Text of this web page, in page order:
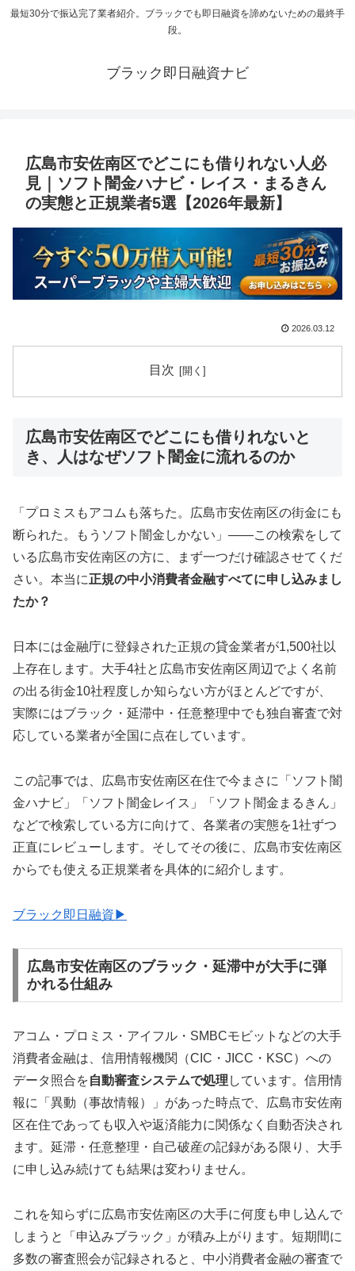
最短30分で振込完了業者紹介。ブラックでも即日融資を諦めないための最終手
段。
ブラック即日融資ナビ
広島市安佐南区でどこにも借りれない人必
見｜ソフト闇金ハナビ・レイス・まるきん
の実態と正規業者5選【2026年最新】
2026.03.12
目次
広島市安佐南区でどこにも借りれないと
き、人はなぜソフト闇金に流れるのか
「プロミスもアコムも落ちた。広島市安佐南区の街金にも
断られた。もうソフト闇金しかない」——この検索をして
いる広島市安佐南区の方に、まず一つだけ確認させてくだ
さい。本当に正規の中小消費者金融すべてに申し込みまし
たか？
日本には金融庁に登録された正規の貸金業者が1,500社以
上存在します。大手4社と広島市安佐南区周辺でよく名前
の出る街金10社程度しか知らない方がほとんどですが、
実際にはブラック・延滞中・任意整理中でも独自審査で対
応している業者が全国に点在しています。
この記事では、広島市安佐南区在住で今まさに「ソフト闇
金ハナビ」「ソフト闇金レイス」「ソフト闇金まるきん」
などで検索している方に向けて、各業者の実態を1社ずつ
正直にレビューします。そしてその後に、広島市安佐南区
からでも使える正規業者を具体的に紹介します。
ブラック即日融資▶
広島市安佐南区のブラック・延滞中が大手に弾
かれる仕組み
アコム・プロミス・アイフル・SMBCモビットなどの大手
消費者金融は、信用情報機関（CIC・JICC・KSC）への
データ照合を自動審査システムで処理 しています。信用情
報に「異動（事故情報）」があった時点で、広島市安佐南
区在住であっても収入や返済能力に関係なく自動否決され
ます。延滞・任意整理・自己破産の記録がある限り、大手
に申し込み続けても結果は変わりません。
これを知らずに広島市安佐南区の大手に何度も申し込んで
しまうと「申込みブラック」が積み上がります。短期間に
多数の審査照会が記録されると、中小消費者金融の審査で